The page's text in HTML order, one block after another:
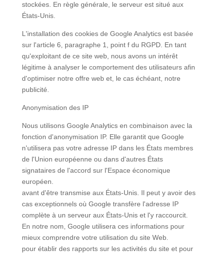
stockées. En règle générale, le serveur est situé aux
États-Unis.
L'installation des cookies de Google Analytics est basée
sur l'article 6, paragraphe 1, point f du RGPD. En tant
qu'exploitant de ce site web, nous avons un intérêt
légitime à analyser le comportement des utilisateurs afin
d'optimiser notre offre web et, le cas échéant, notre
publicité.
Anonymisation des IP
Nous utilisons Google Analytics en combinaison avec la
fonction d'anonymisation IP. Elle garantit que Google
n'utilisera pas votre adresse IP dans les États membres
de l'Union européenne ou dans d'autres États
signataires de l'accord sur l'Espace économique
européen.
avant d'être transmise aux États-Unis. Il peut y avoir des
cas exceptionnels où Google transfère l'adresse IP
complète à un serveur aux États-Unis et l'y raccourcit.
En notre nom, Google utilisera ces informations pour
mieux comprendre votre utilisation du site Web.
pour établir des rapports sur les activités du site et pour